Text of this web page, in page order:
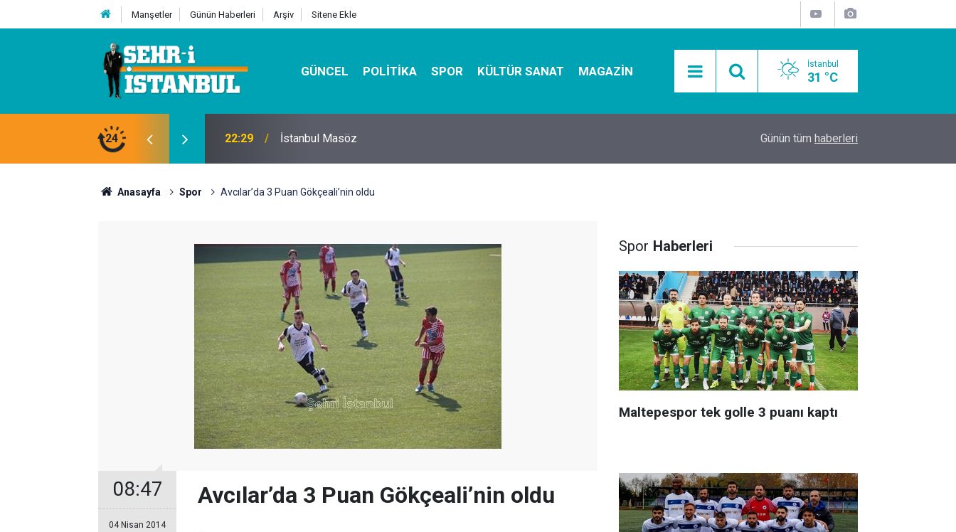
Manşetler Günün Haberleri Arşiv Sitene Ekle
GÜNCEL POLITIKA SPOR KÜLTÜR SANAT MAGAZIN İstanbul
31 °C
24 07:32 Kutu Sihirbazı ile Estetik, Dayanıklı ve Çevre Dostu Ambalaj Mobil Araçlarla Hayır Lokması Dağıtımının
Günün tüm haberleri
Anasayfa Spor Avcılar’da 3 Puan Gökçeali’nin oldu
08:47
04 Nisan 2014
Avcılar’da 3 Puan Gökçeali’nin oldu
Spor Haberleri
Maltepespor tek golle 3 puanı kaptı